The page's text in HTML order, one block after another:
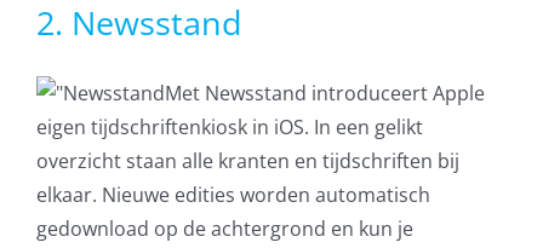
2. Newsstand
Met Newsstand introduceert Apple
eigen tijdschriftenkiosk in iOS. In een gelikt
overzicht staan alle kranten en tijdschriften bij
elkaar. Nieuwe edities worden automatisch
gedownload op de achtergrond en kun je